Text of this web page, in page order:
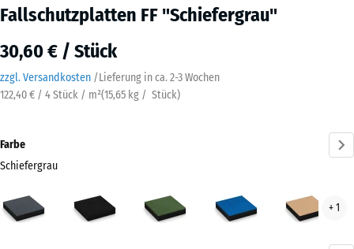
Fallschutzplatten FF "Schiefergrau"
30,60 € / Stück
zzgl. Versandkosten /Lieferung in ca. 2-3 Wochen
122,40 € / 4 Stück / m²(15,65 kg / Stück)
Farbe
Schiefergrau
Schiefergrau
(active)
Grasgrün Himmelblau
+ 1